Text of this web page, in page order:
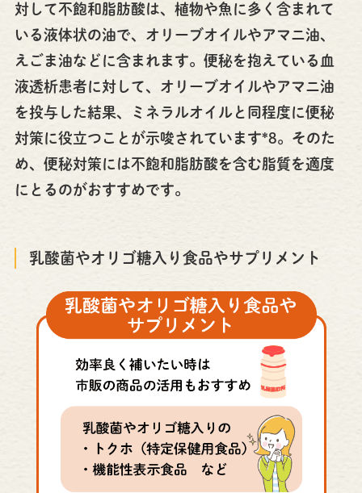
対して不飽和脂肪酸は、植物や魚に多く含まれて
いる液体状の油で、オリーブオイルやアマニ油、
えごま油などに含まれます。便秘を抱えている血
液透析患者に対して、オリーブオイルやアマニ油
を投与した結果、ミネラルオイルと同程度に便秘
対策に役立つことが示唆されています*8。そのた
め、便秘対策には不飽和脂肪酸を含む脂質を適度
にとるのがおすすめです。
乳酸菌やオリゴ糖入り食品やサプリメント